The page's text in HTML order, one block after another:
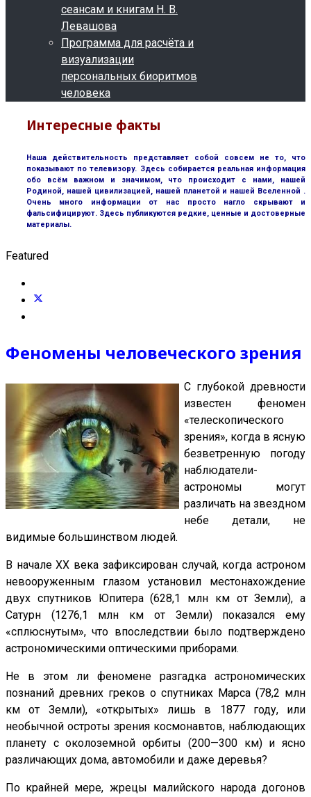
сеансам и книгам Н. В.
Левашова
Программа для расчёта и
визуализации
персональных биоритмов
человека
Интересные факты
Наша действительность представляет собой совсем не то, что
показывают по телевизору. Здесь собирается реальная информация
обо всём важном и значимом, что происходит с нами, нашей
Родиной, нашей цивилизацией, нашей планетой и нашей Вселенной .
Очень много информации от нас просто нагло скрывают и
фальсифицируют. Здесь публикуются редкие, ценные и достоверные
материалы.
Featured
Феномены человеческого зрения
С глубокой древности
известен феномен
«телескопического
зрения», когда в ясную
безветренную погоду
наблюдатели-
астрономы могут
различать на звездном
небе детали, не
видимые большинством людей.
В начале XX века зафиксирован случай, когда астроном
невооруженным глазом установил местонахождение
двух спутников Юпитера (628,1 млн км от Земли), а
Сатурн (1276,1 млн км от Земли) показался ему
«сплюснутым», что впоследствии было подтверждено
астрономическими оптическими приборами.
Не в этом ли феномене разгадка астрономических
познаний древних греков о спутниках Марса (78,2 млн
км от Земли), «открытых» лишь в 1877 году, или
необычной остроты зрения космонавтов, наблюдающих
планету с околоземной орбиты (200—300 км) и ясно
различающих дома, автомобили и даже деревья?
По крайней мере, жрецы малийского народа догонов